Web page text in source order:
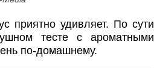
приятно удивляет. По сути
тесте с ароматными
по-домашнему.